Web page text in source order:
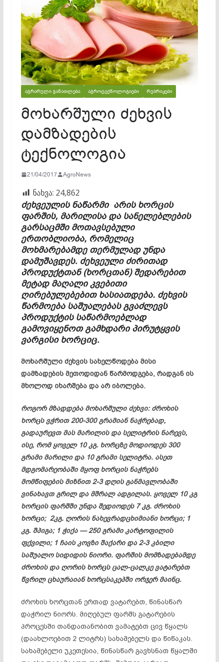
ᲐᲒᲠᲐᲠᲣᲚᲘ ᲒᲐᲜᲐᲗᲚᲔᲑᲐ ᲐᲒᲠᲝᲢᲔᲥᲜᲝᲚᲝᲒᲘᲔᲑᲘ ᲠᲣᲑᲠᲘᲙᲔᲑᲘ
მოხარშული ძეხვის
დამზადების
ტექნოლოგია
21/04/2017 AgroNews
ნახვა: 24,862
ძეხვეულის ნაწარმი არის ხორცის
ფარშის, მარილისა და სანელებლების
გარსაცმში მოთავსებული
ერთობლიობა, რომელიც
მოხმარებამდე თერმულად უნდა
დამუშავდეს. ძეხვეული ძირითად
პროდუქტთან (ხორცთან) შედარებით
მეტად მაღალი კვებითი
ღირებულებებით ხასიათდება. ძეხვის
წარმოება საშუალებას გვაძლევს
პროდუქტის საწარმოებლად
გამოვიყენოთ გამხდარი პირუტყვის
ვარგისი ხორციც.
მოხარშული ძეხვის სახელწოდება მისი
დამზადების მეთოდიდან წარმოდგება, რადგან ის
მხოლოდ იხარშება და არ იბოლება.
როგორ მზადდება მოხარშული ძეხვი: ძროხის
ხორცს ვჭრით 200-300 გრამიან ნაჭრებად,
გადაურევთ მას მარილის და სელიტრის ნარევს,
ისე, რომ ყოველ 10 კგ. ხორცზე მოდიოდეს 300
გრამი მარილი და 10 გრამი სელიტრა. ასეთ
მდგომარეობაში მყოფ ხორცის ნაჭრებს
მომწიფების მიზნით 2-3 დღის განმავლობაში
ვინახავთ გრილ და მშრალ ადგილას. ყოველ 10 კგ
ხორცის ფარშში უნდა შედიოდეს 7 კგ. ძროხის
ხორცი; 2კგ. ღორის ნახევრადცხიმიანი ხორცი; 1
კგ. შპიგა; 1 ჭიქა — 250 გრამი კარტოფილის
ფქვილი; 1 ჩაის კოვზი შაქარი და 2-3 კბილი
საშუალო სიდიდის ნიორი. ფარშის მომზადებამდე
ძროხის და ღორის ხორცს ცალ-ცალკე ვატარებთ
წვრილ ცხაურაიან ხორცსაკეპში ორჯერ მაინც.
ძროხის ხორცთან ერთად ვატარებთ, წინასწარ
დაჭრილ ნიორს. მიღებულ ფარშს გატარების
პროცესში თანდათანობით ვამატებთ ცივ წყალს
(დაახლოებით 2 ლიტრს) სახამებელს და წიწაკას.
სახამებელი უკეთესია, წინასწარ გავხსნათ წყალში